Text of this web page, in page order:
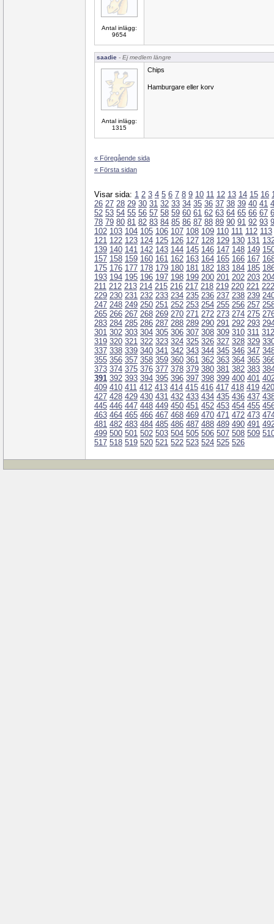
Antal inlägg:
9654
saadie - Ej medlem längre
Antal inlägg:
1315
Chips
Hamburgare eller korv
« Föregående sida
« Första sidan
Visar sida: 1 2 3 4 5 6 7 8 9 10 11 12 13 14 15 16
26 27 28 29 30 31 32 33 34 35 36 37 38 39 40 41
52 53 54 55 56 57 58 59 60 61 62 63 64 65 66 67
78 79 80 81 82 83 84 85 86 87 88 89 90 91 92 93
102 103 104 105 106 107 108 109 110 111 112 113
121 122 123 124 125 126 127 128 129 130 131
139 140 141 142 143 144 145 146 147 148 149
157 158 159 160 161 162 163 164 165 166 167
175 176 177 178 179 180 181 182 183 184 185
193 194 195 196 197 198 199 200 201 202 203
211 212 213 214 215 216 217 218 219 220 221 222
229 230 231 232 233 234 235 236 237 238 239
247 248 249 250 251 252 253 254 255 256 257
265 266 267 268 269 270 271 272 273 274 275
283 284 285 286 287 288 289 290 291 292 293
301 302 303 304 305 306 307 308 309 310 311 312
319 320 321 322 323 324 325 326 327 328 329
337 338 339 340 341 342 343 344 345 346 347
355 356 357 358 359 360 361 362 363 364 365
373 374 375 376 377 378 379 380 381 382 383
391 392 393 394 395 396 397 398 399 400 401
409 410 411 412 413 414 415 416 417 418 419 420
427 428 429 430 431 432 433 434 435 436 437
445 446 447 448 449 450 451 452 453 454 455
463 464 465 466 467 468 469 470 471 472 473
481 482 483 484 485 486 487 488 489 490 491
499 500 501 502 503 504 505 506 507 508 509
517 518 519 520 521 522 523 524 525 526